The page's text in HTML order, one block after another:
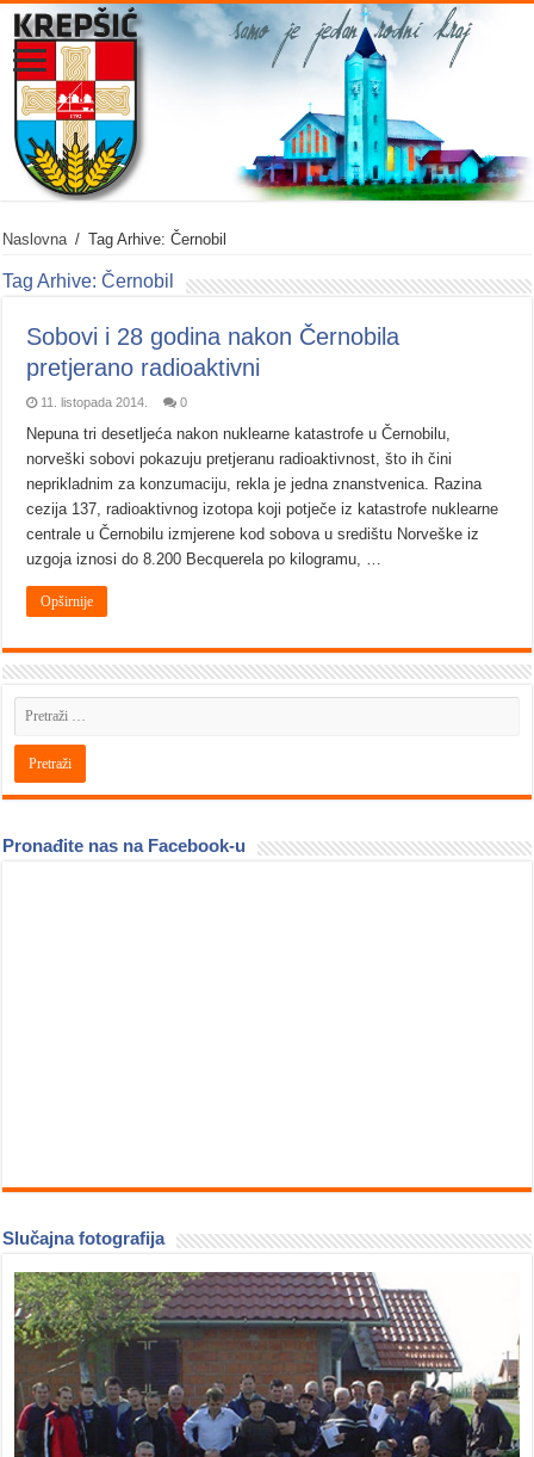
Naslovna / Tag Arhive: Černobil
Tag Arhive:Černobil
Sobovi i 28 godina nakon Černobila
pretjerano radioaktivni
11. listopada 2014. 0
Nepuna tri desetljeća nakon nuklearne katastrofe u Černobilu,
norveški sobovi pokazuju pretjeranu radioaktivnost, što ih čini
neprikladnim za konzumaciju, rekla je jedna znanstvenica. Razina
cezija 137, radioaktivnog izotopa koji potječe iz katastrofe nuklearne
centrale u Černobilu izmjerene kod sobova u središtu Norveške iz
uzgoja iznosi do 8.200 Becquerela po kilogramu, …
Opširnije
Pronađite nas na Facebook-u
Slučajna fotografija